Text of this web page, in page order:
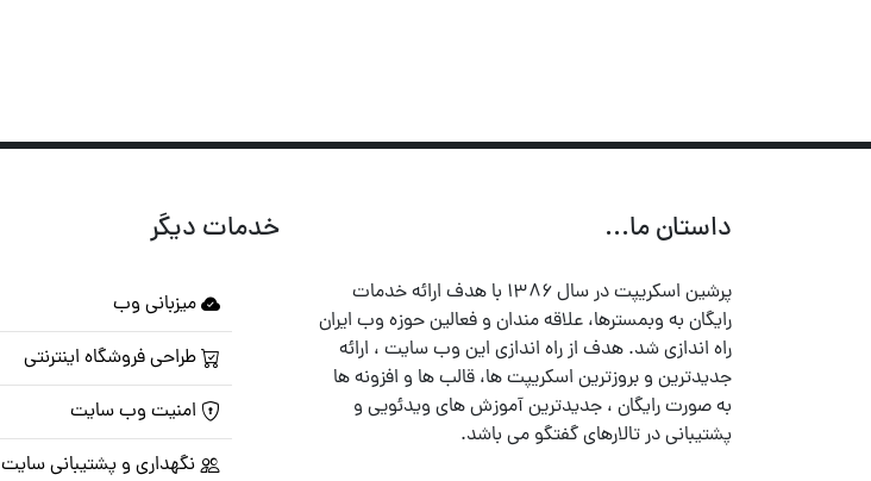
داستان ما...
پرشین اسکریپت در سال ۱۳۸۶ با هدف ارائه خدمات
رایگان به وبمسترها، علاقه مندان و فعالین حوزه وب ایران
راه اندازی شد. هدف از راه اندازی این وب سایت ، ارائه
جدیدترین و بروزترین اسکریپت ها، قالب ها و افزونه ها
به صورت رایگان ، جدیدترین آموزش های ویدئویی و
پشتیبانی در تالارهای گفتگو می باشد.
خدمات دیگر
میزبانی وب
طراحی فروشگاه اینترنتی
امنیت وب سایت
نگهداری و پشتیبانی سایت